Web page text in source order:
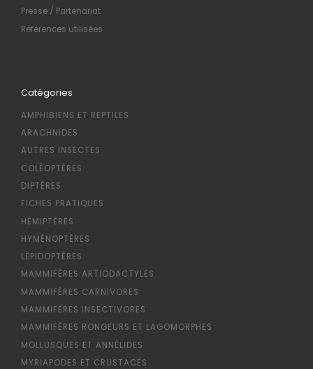
Presse / Partenariat
Références utilisées
Catégories
AMPHIBIENS ET REPTILES
ARACHNIDES
AUTRES INSECTES
COLÉOPTÈRES
DIPTÈRES
FICHES PRATIQUES
HÉMIPTÈRES
HYMÉNOPTÈRES
LÉPIDOPTÈRES
MAMMIFÈRES ARTIODACTYLES
MAMMIFÈRES CARNIVORES
MAMMIFÈRES INSECTIVORES
MAMMIFÈRES RONGEURS ET LAGOMORPHES
MOLLUSQUES ET ANNÉLIDES
MYRIAPODES ET CRUSTACÉS